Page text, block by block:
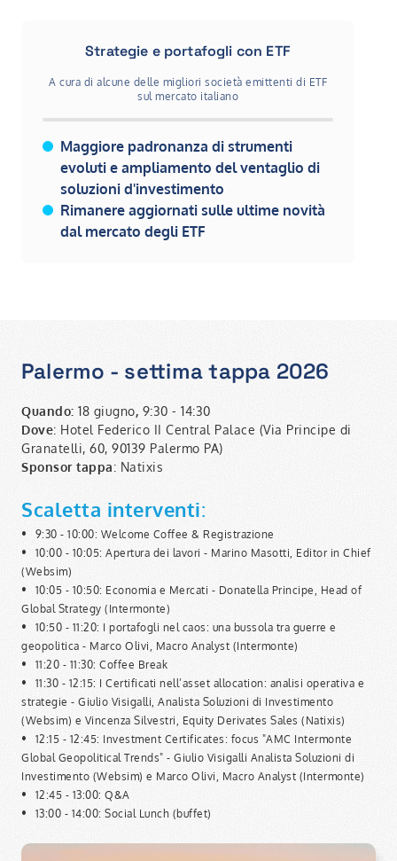
Strategie e portafogli con ETF
A cura di alcune delle migliori società emittenti di ETF
sul mercato italiano
Maggiore padronanza di strumenti
evoluti e ampliamento del ventaglio di
soluzioni d'investimento
Rimanere aggiornati sulle ultime novità
dal mercato degli ETF
Palermo - settima tappa 2026
Quando: 18 giugno, 9:30 - 14:30
Dove: Hotel Federico II Central Palace (Via Principe di
Granatelli, 60, 90139 Palermo PA)
Sponsor tappa: Natixis
Scaletta interventi:
• 9:30 - 10:00: Welcome Coffee & Registrazione
• 10:00 - 10:05: Apertura dei lavori - Marino Masotti, Editor in Chief
(Websim)
• 10:05 - 10:50: Economia e Mercati - Donatella Principe, Head of
Global Strategy (Intermonte)
• 10:50 - 11:20: I portafogli nel caos: una bussola tra guerre e
geopolitica - Marco Olivi, Macro Analyst (Intermonte)
• 11:20 - 11:30: Coffee Break
• 11:30 - 12:15: I Certificati nell’asset allocation: analisi operativa e
strategie - Giulio Visigalli, Analista Soluzioni di Investimento
(Websim) e Vincenza Silvestri, Equity Derivates Sales (Natixis)
• 12:15 - 12:45: Investment Certificates: focus "AMC Intermonte
Global Geopolitical Trends" - Giulio Visigalli Analista Soluzioni di
Investimento (Websim) e Marco Olivi, Macro Analyst (Intermonte)
• 12:45 - 13:00: Q&A
• 13:00 - 14:00: Social Lunch (buffet)